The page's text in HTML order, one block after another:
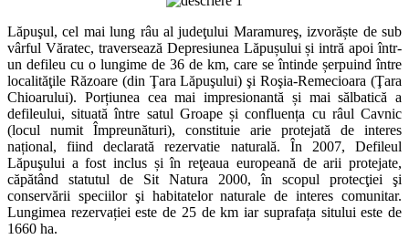
Lăpuşul, cel mai lung râu al judeţului Maramureş, izvorăște de sub
vârful Văratec, traversează Depresiunea Lăpușului și intră apoi într-
un defileu cu o lungime de 36 de km, care se întinde șerpuind între
localităţile Răzoare (din Ţara Lăpuşului) şi Roşia-Remecioara (Ţara
Chioarului). Porțiunea cea mai impresionantă și mai sălbatică a
defileului, situată între satul Groape și confluența cu râul Cavnic
(locul numit Împreunături), constituie arie protejată de interes
național, fiind declarată rezervatie naturală. În 2007, Defileul
Lăpuşului a fost inclus și în reţeaua europeană de arii protejate,
căpătând statutul de Sit Natura 2000, în scopul protecţiei şi
conservării speciilor şi habitatelor naturale de interes comunitar.
Lungimea rezervației este de 25 de km iar suprafața sitului este de
1660 ha.